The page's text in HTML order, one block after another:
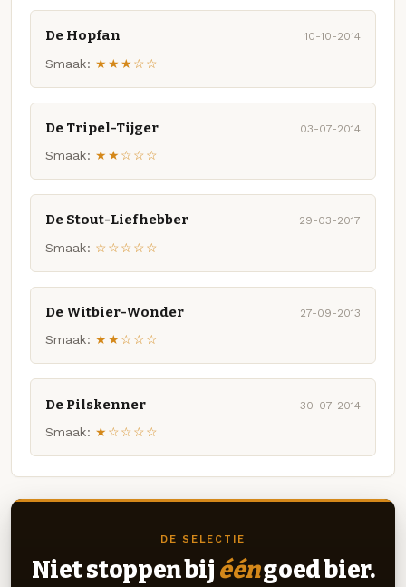
De Hopfan 10-10-2014
Smaak: ★★★☆☆
De Tripel-Tijger 03-07-2014
Smaak: ★★☆☆☆
De Stout-Liefhebber 29-03-2017
Smaak: ☆☆☆☆☆
De Witbier-Wonder 27-09-2013
Smaak: ★★☆☆☆
De Pilskenner 30-07-2014
Smaak: ★☆☆☆☆
DE SELECTIE
Niet stoppen bij ééngoed bier.